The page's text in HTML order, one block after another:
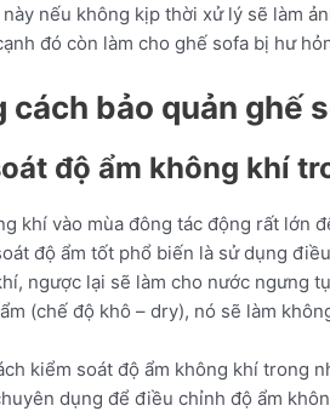
nếu không kịp thời xử lý sẽ làm
đó còn làm cho ghế sofa bị hư
cách bảo quản ghế
độ ẩm không khí
khí vào mùa đông tác động rất lớn
độ ẩm tốt phổ biến là sử dụng
ngược lại sẽ làm cho nước ngưng
(chế độ khô – dry), nó sẽ làm
kiểm soát độ ẩm không khí trong
dụng để điều chỉnh độ ẩm